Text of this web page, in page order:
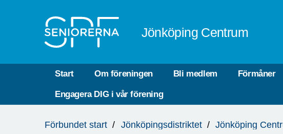
Jönköping Centrum
Start Om föreningen Bli medlem Förmåner
Engagera DIG i vår förening
är
Förbundet start Jönköpingsdistriktet Jönköping